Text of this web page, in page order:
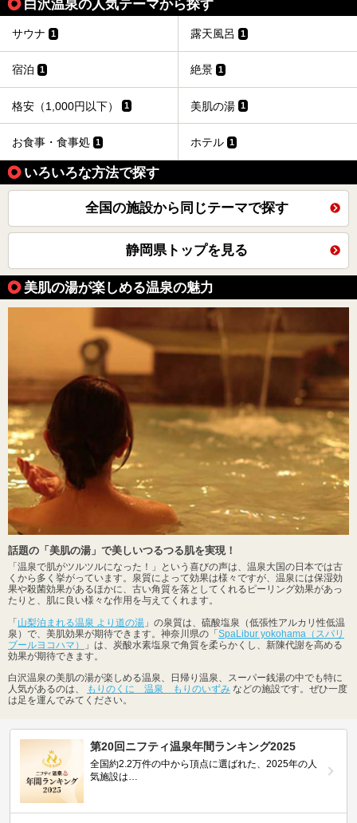
白沢温泉の人気テーマから探す
サウナ 1 露天風呂 1
宿泊 1 絶景 1
格安（1,000円以下） 1 美肌の湯 1
お食事・食事処 1 ホテル 1
いろいろな方法で探す
全国の施設から同じテーマで探す
静岡県トップを見る
美肌の湯が楽しめる温泉の魅力
話題の「美肌の湯」で美しいつるつる肌を実現！
「温泉で肌がツルツルになった！」という喜びの声は、温泉大国の日本では古
くから多く挙がっています。泉質によって効果は様々ですが、温泉には保湿効
果や殺菌効果があるほかに、古い角質を落としてくれるピーリング効果があっ
たりと、肌に良い様々な作用を与えてくれます。
「山梨泊まれる温泉 より道の湯 」の泉質は、硫酸塩泉（低張性アルカリ性低温
泉）で、美肌効果が期待できます。神奈川県の「SpaLibur yokohama（スパリ
ブールヨコハマ）
」は、炭酸水素塩泉で角質を柔らかくし、新陳代謝を高める
効果が期待できます。
白沢温泉の美肌の湯が楽しめる温泉、日帰り温泉、スーパー銭湯の中でも特に
人気があるのは、
もりのくに 温泉 もりのいずみ などの施設です。ぜひ一度
は足を運んでみてください。
第20回ニフティ温泉年間ランキング2025
全国約2.2万件の中から頂点に選ばれた、2025年の人
気施設は…